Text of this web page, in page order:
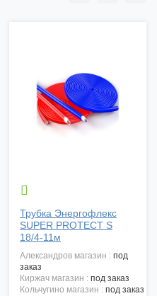

Трубка Энергофлекс
SUPER PROTECT S
18/4-11м
александров магазин : под
заказ
киржач магазин : под заказ
кольчугино магазин : под заказ